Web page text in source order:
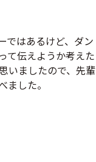
ではあるけど、ダン
て伝えようか考えた
いましたので、先輩
した。